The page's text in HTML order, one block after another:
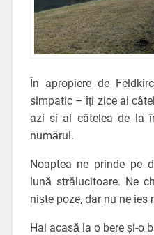
În apropiere de
simpatic – îți zice al
azi si al câtelea de la
numărul.
Noaptea ne prinde pe
lună strălucitoare. Ne
niște poze, dar nu ne ies
Hai acasă la o bere și-o